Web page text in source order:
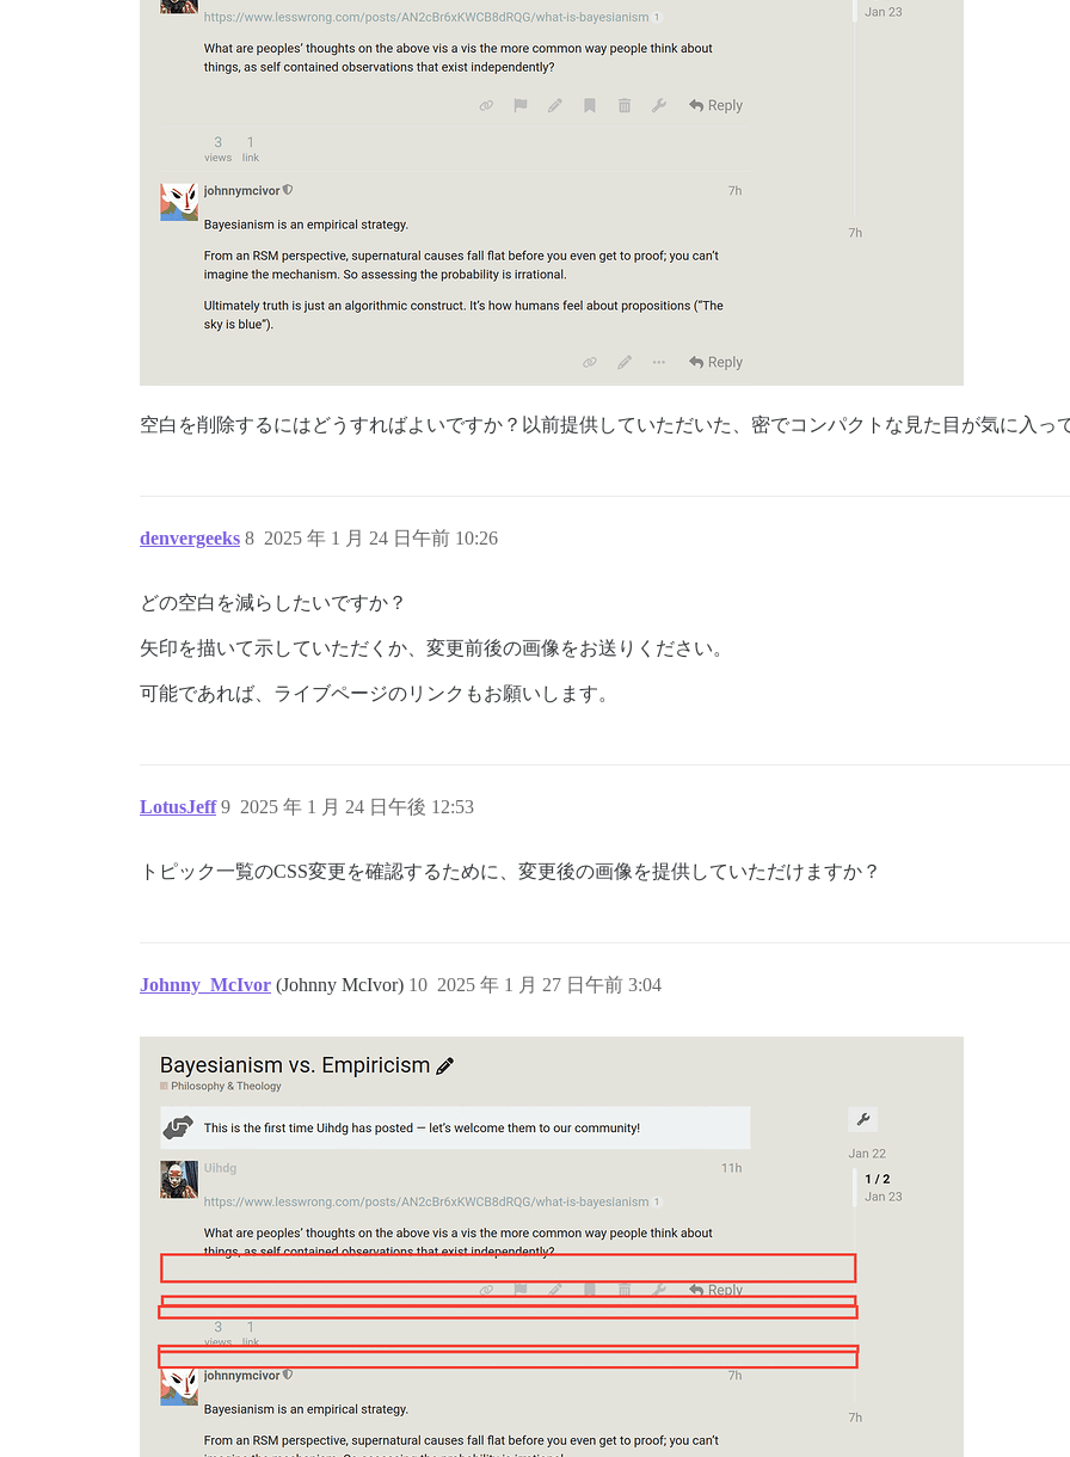
空白を削除するにはどうすればよいですか？以前提供していただいた、密でコンパクトな見た目が気に入っ
denvergeeks 2025 年 1 月 24 日午前 10:26
8
どの空白を減らしたいですか？
矢印を描いて示していただくか、変更前後の画像をお送りください。
可能であれば、ライブページのリンクもお願いします。
LotusJeff 2025 年 1 月 24 日午後 12:53
9
トピック一覧のCSS変更を確認するために、変更後の画像を提供していただけますか？
Johnny_McIvor (Johnny McIvor) 2025 年 1 月 27 日午前 3:04
10